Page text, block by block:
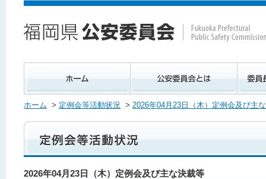
ホーム > 定例会等活動状況 > 2026年04月23日（木）定例会及び主
2026年04月23日（木）定例会及び主な決裁等